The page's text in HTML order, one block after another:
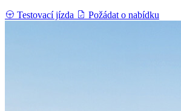
Testovací jízda
Požádat o nabídku